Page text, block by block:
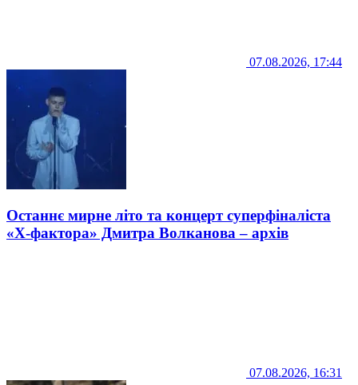
07.08.2026, 17:44
Останнє мирне літо та концерт суперфіналіста
«Х-фактора» Дмитра Волканова – архів
07.08.2026, 16:31